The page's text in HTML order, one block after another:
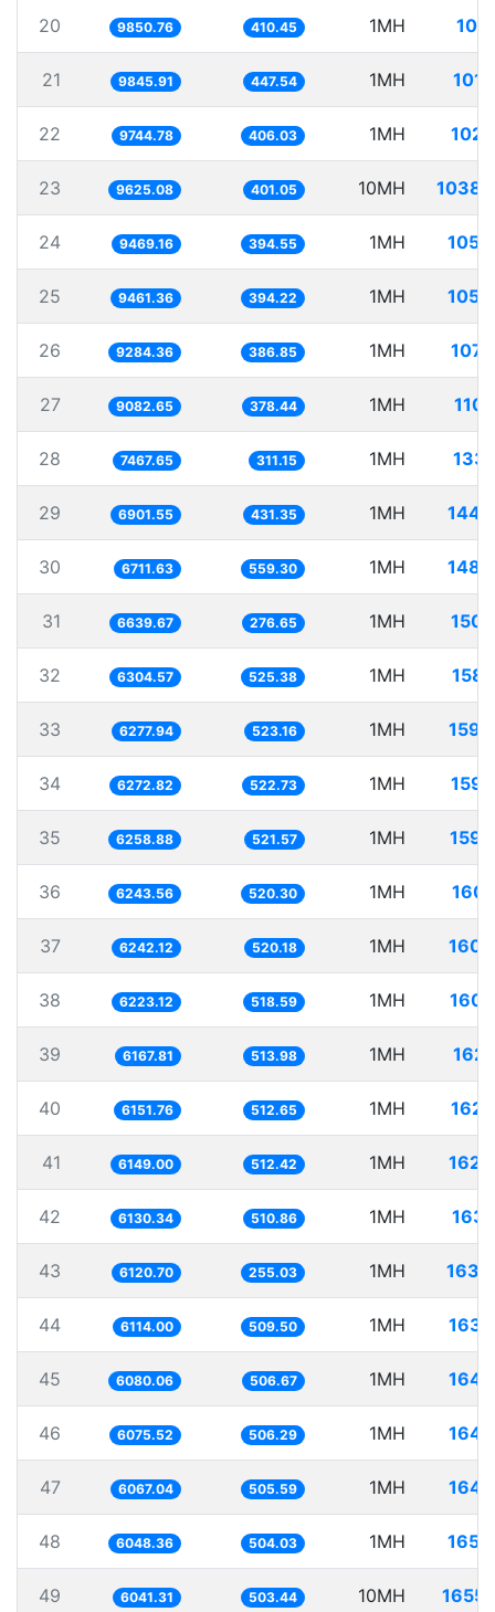
20 9850.76 410.45 1MH
21 9845.91 447.54 1MH
22 9744.78 406.03 1MH
23 9625.08 401.05 10MH
24 9469.16 394.55 1MH
25 9461.36 394.22 1MH
26 9284.36 386.85 1MH
27 9082.65 378.44 1MH
28 7467.65 311.15 1MH
29 6901.55 431.35 1MH
30 6711.63 559.30 1MH
31 6639.67 276.65 1MH
32 6304.57 525.38 1MH
33 6277.94 523.16 1MH
34 6272.82 522.73 1MH
35 6258.88 521.57 1MH
36 6243.56 520.30 1MH
37 6242.12 520.18 1MH
38 6223.12 518.59 1MH
39 6167.81 513.98 1MH
40 6151.76 512.65 1MH
41 6149.00 512.42 1MH
42 6130.34 510.86 1MH
43 6120.70 255.03 1MH
44 6114.00 509.50 1MH
45 6080.06 506.67 1MH
46 6075.52 506.29 1MH
47 6067.04 505.59 1MH
48 6048.36 504.03 1MH
49 6041.31 503.44 10MH